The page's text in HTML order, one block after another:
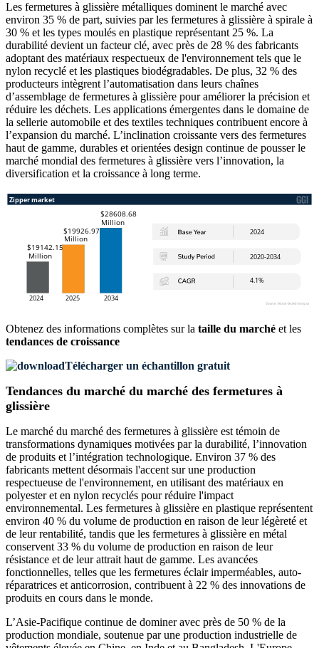
Les fermetures à glissière métalliques dominent le marché avec
environ 35 % de part, suivies par les fermetures à glissière à spirale à
30 % et les types moulés en plastique représentant 25 %. La
durabilité devient un facteur clé, avec près de 28 % des fabricants
adoptant des matériaux respectueux de l'environnement tels que le
nylon recyclé et les plastiques biodégradables. De plus, 32 % des
producteurs intègrent l’automatisation dans leurs chaînes
d’assemblage de fermetures à glissière pour améliorer la précision et
réduire les déchets. Les applications émergentes dans le domaine de
la sellerie automobile et des textiles techniques contribuent encore à
l’expansion du marché. L’inclination croissante vers des fermetures
haut de gamme, durables et orientées design continue de pousser le
marché mondial des fermetures à glissière vers l’innovation, la
diversification et la croissance à long terme.
Obtenez des informations complètes sur la taille du marché et les
tendances de croissance
Télécharger un échantillon gratuit
Tendances du marché du marché des fermetures à
glissière
Le marché du marché des fermetures à glissière est témoin de
transformations dynamiques motivées par la durabilité, l’innovation
de produits et l’intégration technologique. Environ 37 % des
fabricants mettent désormais l'accent sur une production
respectueuse de l'environnement, en utilisant des matériaux en
polyester et en nylon recyclés pour réduire l'impact
environnemental. Les fermetures à glissière en plastique représentent
environ 40 % du volume de production en raison de leur légèreté et
de leur rentabilité, tandis que les fermetures à glissière en métal
conservent 33 % du volume de production en raison de leur
résistance et de leur attrait haut de gamme. Les avancées
fonctionnelles, telles que les fermetures éclair imperméables, auto-
réparatrices et anticorrosion, contribuent à 22 % des innovations de
produits en cours dans le monde.
L’Asie-Pacifique continue de dominer avec près de 50 % de la
production mondiale, soutenue par une production industrielle de